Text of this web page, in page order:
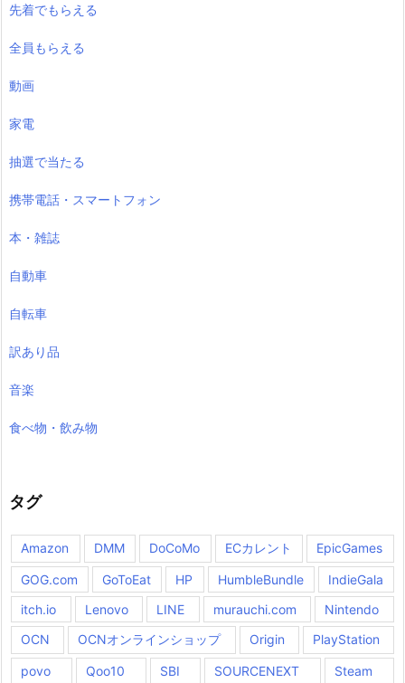
先着でもらえる
全員もらえる
動画
家電
抽選で当たる
携帯電話・スマートフォン
本・雑誌
自動車
自転車
訳あり品
音楽
食べ物・飲み物
タグ
Amazon DMM DoCoMo ECカレント EpicGames
GOG.com GoToEat HP HumbleBundle
IndieGala
itch.io
Lenovo LINE murauchi.com
Nintendo
OCN
OCNオンラインショップ Origin PlayStation
povo Qoo10 SBI SOURCENEXT
Steam